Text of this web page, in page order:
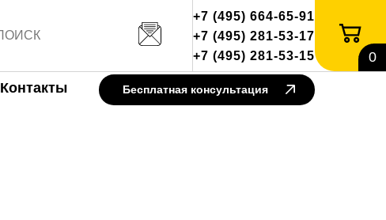
+7 (495) 664-65-91
+7 (495) 281-53-17
+7 (495) 281-53-15
0
Контакты Бесплатная консультация